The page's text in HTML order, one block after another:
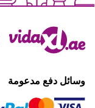
وسائل دفع مدعومة